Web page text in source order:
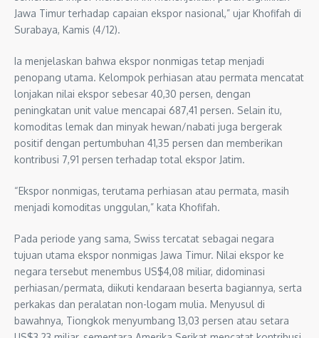
Jawa Timur terhadap capaian ekspor nasional,” ujar Khofifah di
Surabaya, Kamis (4/12).
Ia menjelaskan bahwa ekspor nonmigas tetap menjadi
penopang utama. Kelompok perhiasan atau permata mencatat
lonjakan nilai ekspor sebesar 40,30 persen, dengan
peningkatan unit value mencapai 687,41 persen. Selain itu,
komoditas lemak dan minyak hewan/nabati juga bergerak
positif dengan pertumbuhan 41,35 persen dan memberikan
kontribusi 7,91 persen terhadap total ekspor Jatim.
“Ekspor nonmigas, terutama perhiasan atau permata, masih
menjadi komoditas unggulan,” kata Khofifah.
Pada periode yang sama, Swiss tercatat sebagai negara
tujuan utama ekspor nonmigas Jawa Timur. Nilai ekspor ke
negara tersebut menembus US$4,08 miliar, didominasi
perhiasan/permata, diikuti kendaraan beserta bagiannya, serta
perkakas dan peralatan non-logam mulia. Menyusul di
bawahnya, Tiongkok menyumbang 13,03 persen atau setara